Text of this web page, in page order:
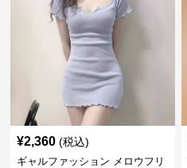
¥2,360 (税込)
ギャルファッション メロウフリ